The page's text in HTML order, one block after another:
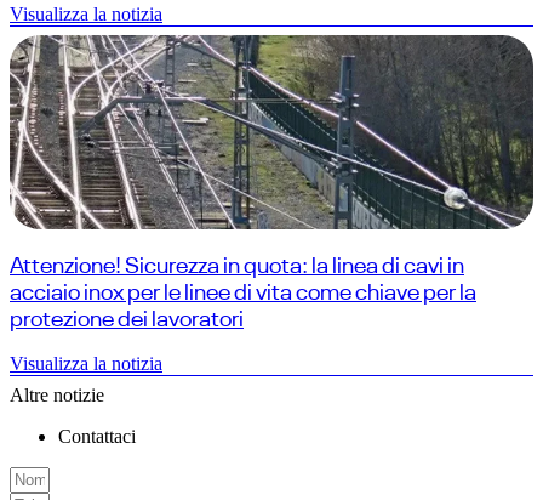
Visualizza la notizia
Attenzione! Sicurezza in quota: la linea di cavi in
acciaio inox per le linee di vita come chiave per la
protezione dei lavoratori
Visualizza la notizia
Altre notizie
Contattaci